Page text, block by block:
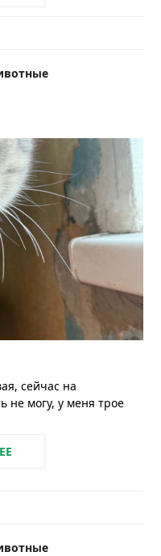
сейчас на
не могу, у меня трое